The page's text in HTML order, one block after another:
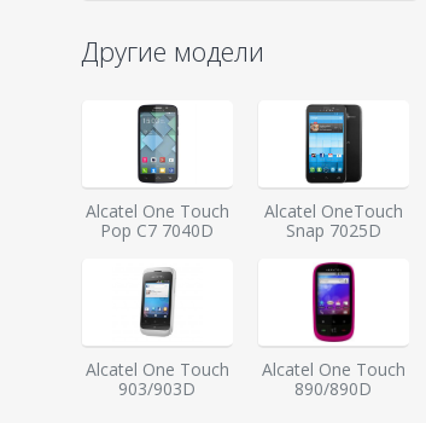
Другие модели
Alcatel One Touch
Pop C7 7040D
Alcatel OneTouch
Snap 7025D
Alcatel One Touch
903/903D
Alcatel One Touch
890/890D